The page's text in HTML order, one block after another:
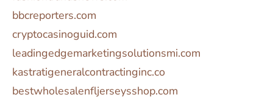
bbcreporters.com
cryptocasinoguid.com
leadingedgemarketingsolutionsmi.com
kastratigeneralcontractinginc.co
bestwholesalenfljerseysshop.com